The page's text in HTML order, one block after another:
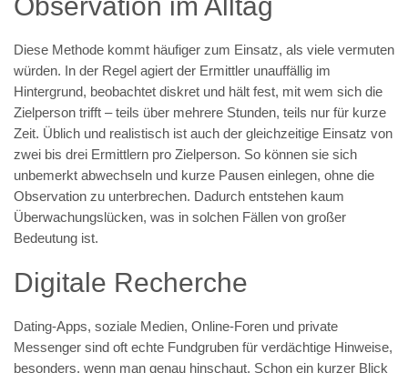
Observation im Alltag
Diese Methode kommt häufiger zum Einsatz, als viele vermuten
würden. In der Regel agiert der Ermittler unauffällig im
Hintergrund, beobachtet diskret und hält fest, mit wem sich die
Zielperson trifft – teils über mehrere Stunden, teils nur für kurze
Zeit. Üblich und realistisch ist auch der gleichzeitige Einsatz von
zwei bis drei Ermittlern pro Zielperson. So können sie sich
unbemerkt abwechseln und kurze Pausen einlegen, ohne die
Observation zu unterbrechen. Dadurch entstehen kaum
Überwachungslücken, was in solchen Fällen von großer
Bedeutung ist.
Digitale Recherche
Dating-Apps, soziale Medien, Online-Foren und private
Messenger sind oft echte Fundgruben für verdächtige Hinweise,
besonders, wenn man genau hinschaut. Schon ein kurzer Blick